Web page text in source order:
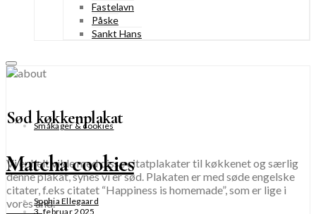
Fastelavn
Påske
Sankt Hans
Sød køkkenplakat
Vi er helt vilde med disse citatplakater til køkkenet og særlig
denne plakat, synes vi er sød. Plakaten er med søde engelske
citater, f.eks citatet “Happiness is homemade”, som er lige i
vores ånd.
Småkager & cookies
Matcha cookies
Sophia Ellegaard
3. februar 2025